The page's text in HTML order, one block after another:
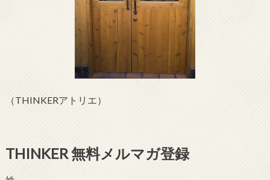
（THINKERアトリエ）
THINKER 無料メルマガ登録